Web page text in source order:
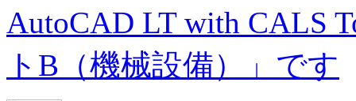
AutoCAD LT with CALS
トB（機械設備）」です